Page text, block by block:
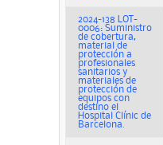
2024-138 LOT-
0006: Suministro
de cobertura,
material de
protección a
profesionales
sanitarios y
materiales de
protección de
equipos con
destino el
Hospital Clínic de
Barcelona.